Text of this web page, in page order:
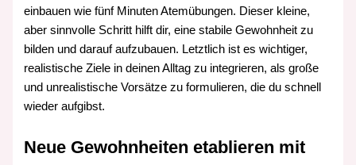
einbauen wie fünf Minuten Atemübungen. Dieser kleine,
aber sinnvolle Schritt hilft dir, eine stabile Gewohnheit zu
bilden und darauf aufzubauen. Letztlich ist es wichtiger,
realistische Ziele in deinen Alltag zu integrieren, als große
und unrealistische Vorsätze zu formulieren, die du schnell
wieder aufgibst.
Neue Gewohnheiten etablieren mit